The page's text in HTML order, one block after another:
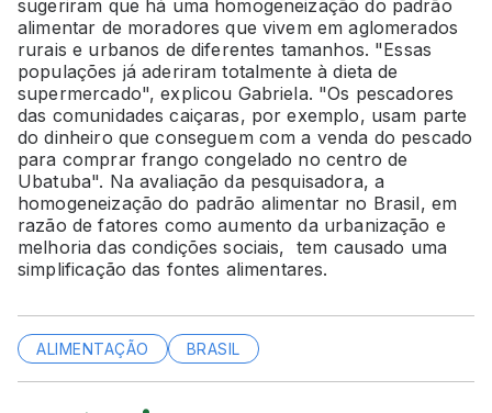
sugeriram que há uma homogeneização do padrão
alimentar de moradores que vivem em aglomerados
rurais e urbanos de diferentes tamanhos. "Essas
populações já aderiram totalmente à dieta de
supermercado", explicou Gabriela. "Os pescadores
das comunidades caiçaras, por exemplo, usam parte
do dinheiro que conseguem com a venda do pescado
para comprar frango congelado no centro de
Ubatuba". Na avaliação da pesquisadora, a
homogeneização do padrão alimentar no Brasil, em
razão de fatores como aumento da urbanização e
melhoria das condições sociais, tem causado uma
simplificação das fontes alimentares.
ALIMENTAÇÃO BRASIL